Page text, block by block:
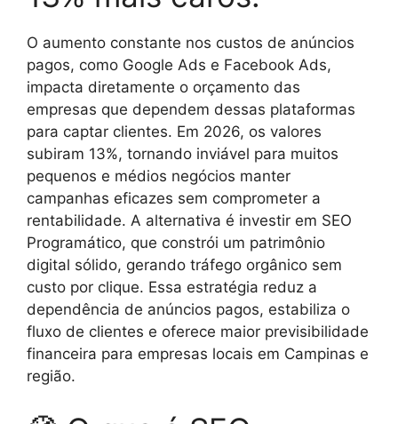
O aumento constante nos custos de anúncios
pagos, como Google Ads e Facebook Ads,
impacta diretamente o orçamento das
empresas que dependem dessas plataformas
para captar clientes. Em 2026, os valores
subiram 13%, tornando inviável para muitos
pequenos e médios negócios manter
campanhas eficazes sem comprometer a
rentabilidade. A alternativa é investir em SEO
Programático, que constrói um patrimônio
digital sólido, gerando tráfego orgânico sem
custo por clique. Essa estratégia reduz a
dependência de anúncios pagos, estabiliza o
fluxo de clientes e oferece maior previsibilidade
financeira para empresas locais em Campinas e
região.